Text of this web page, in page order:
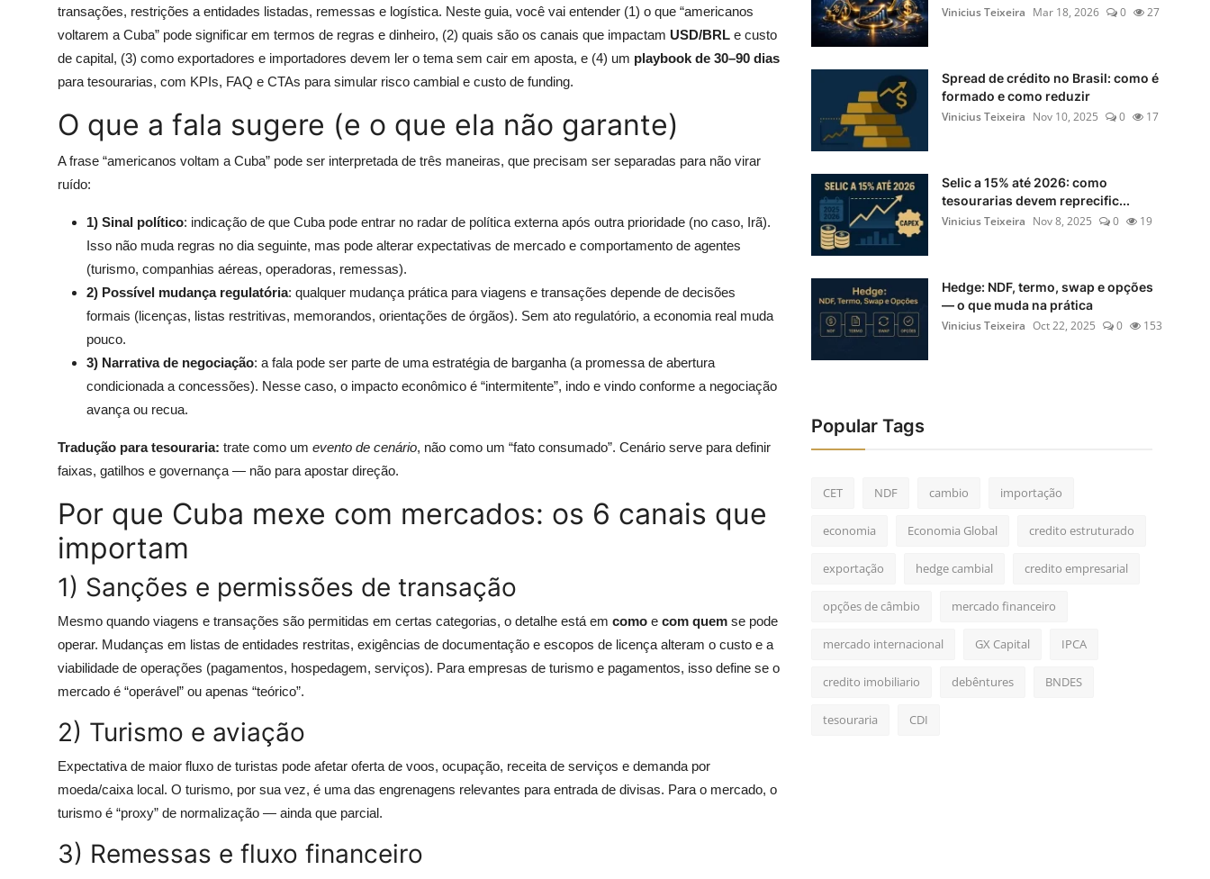
transações, restrições a entidades listadas, remessas e logística. Neste guia, você vai entender (1) o que “americanos
voltarem a Cuba” pode significar em termos de regras e dinheiro, (2) quais são os canais que impactam USD/BRL e custo
de capital, (3) como exportadores e importadores devem ler o tema sem cair em aposta, e (4) um playbook de 30–90 dias
para tesourarias, com KPIs, FAQ e CTAs para simular risco cambial e custo de funding.
O que a fala sugere (e o que ela não garante)
A frase “americanos voltam a Cuba” pode ser interpretada de três maneiras, que precisam ser separadas para não virar
ruído:
1) Sinal político: indicação de que Cuba pode entrar no radar de política externa após outra prioridade (no caso, Irã).
Isso não muda regras no dia seguinte, mas pode alterar expectativas de mercado e comportamento de agentes
(turismo, companhias aéreas, operadoras, remessas).
2) Possível mudança regulatória: qualquer mudança prática para viagens e transações depende de decisões
formais (licenças, listas restritivas, memorandos, orientações de órgãos). Sem ato regulatório, a economia real muda
pouco.
3) Narrativa de negociação: a fala pode ser parte de uma estratégia de barganha (a promessa de abertura
condicionada a concessões). Nesse caso, o impacto econômico é “intermitente”, indo e vindo conforme a negociação
avança ou recua.
Tradução para tesouraria: trate como um evento de cenário, não como um “fato consumado”. Cenário serve para definir
faixas, gatilhos e governança — não para apostar direção.
Por que Cuba mexe com mercados: os 6 canais que
importam
1) Sanções e permissões de transação
Mesmo quando viagens e transações são permitidas em certas categorias, o detalhe está em como e com quem se pode
operar. Mudanças em listas de entidades restritas, exigências de documentação e escopos de licença alteram o custo e a
viabilidade de operações (pagamentos, hospedagem, serviços). Para empresas de turismo e pagamentos, isso define se o
mercado é “operável” ou apenas “teórico”.
2) Turismo e aviação
Expectativa de maior fluxo de turistas pode afetar oferta de voos, ocupação, receita de serviços e demanda por
moeda/caixa local. O turismo, por sua vez, é uma das engrenagens relevantes para entrada de divisas. Para o mercado, o
turismo é “proxy” de normalização — ainda que parcial.
3) Remessas e fluxo financeiro
Vinicius Teixeira Mar 18, 2026 0 27
Spread de crédito no Brasil: como é
formado e como reduzir
Vinicius Teixeira Nov 10, 2025 0 17
Selic a 15% até 2026: como
tesourarias devem reprecific...
Vinicius Teixeira Nov 8, 2025 0 19
Hedge: NDF, termo, swap e opções
— o que muda na prática
Vinicius Teixeira Oct 22, 2025 0 153
Popular Tags
CET NDF cambio importação
economia Economia Global credito estruturado
exportação hedge cambial credito empresarial
opções de câmbio mercado financeiro
mercado internacional GX Capital IPCA
credito imobiliario debêntures BNDES
tesouraria CDI